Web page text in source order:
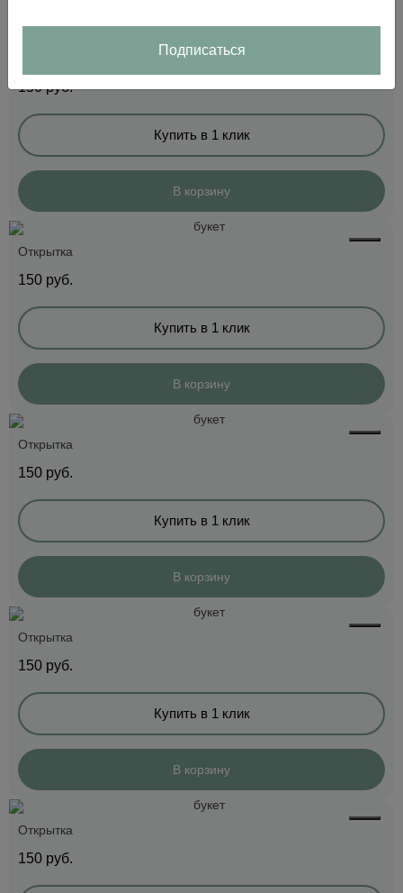
150руб.
Купить в 1 клик
В корзину
Открытка
150 руб.
Купить в 1 клик
В корзину
Открытка
150 руб.
Купить в 1 клик
В корзину
Открытка
150 руб.
Купить в 1 клик
В корзину
Открытка
150 руб.
Подписаться